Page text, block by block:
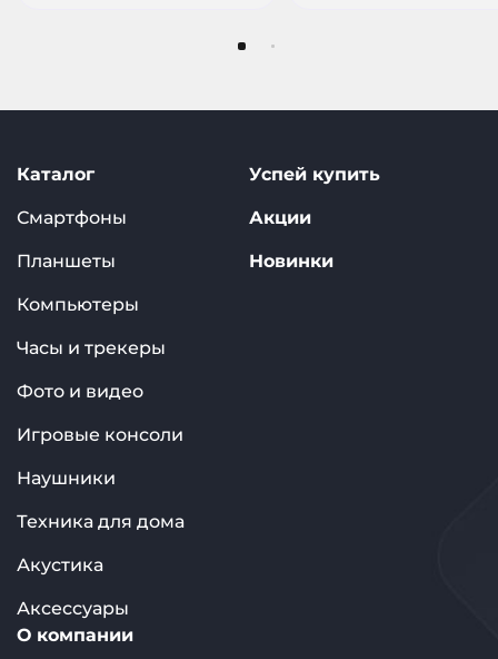
Каталог
Смартфоны
Планшеты
Компьютеры
Часы и трекеры
Фото и видео
Игровые консоли
Наушники
Техника для дома
Акустика
Аксессуары
Успей купить
Акции
Новинки
О компании